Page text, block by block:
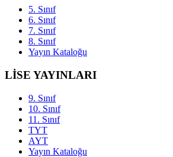
5. Sınıf
6. Sınıf
7. Sınıf
8. Sınıf
Yayın Kataloğu
LİSE YAYINLARI
9. Sınıf
10. Sınıf
11. Sınıf
TYT
AYT
Yayın Kataloğu